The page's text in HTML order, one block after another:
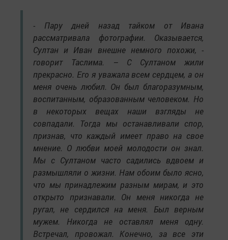
- Пару дней назад тайком от Ивана
рассматривала фотографии. Оказывается,
Султан и Иван внешне немного похожи, -
говорит Таслима. – С Султаном жили
прекрасно. Его я уважала всем сердцем, а он
меня очень любил. Он был благоразумным,
воспитанным, образованным человеком. Но
в некоторых вещах наши взгляды не
совпадали. Тогда мы останавливали спор,
признав, что каждый имеет право на свое
мнение. О любви моей молодости он знал.
Мы с Султаном часто садились вдвоем и
размышляли о жизни. Нам обоим было ясно,
что мы принадлежим разным мирам, и это
открыто признавали. Он меня никогда не
ругал, не сердился на меня. Был верным
мужем. Никогда не оставлял меня одну.
Встречал, провожал. Конечно, за все эти